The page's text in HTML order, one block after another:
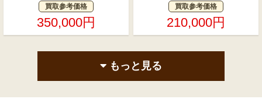
買取参考価格
350,000円
買取参考価格
210,000円
もっと見る